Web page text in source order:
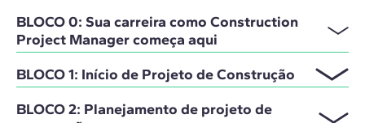
BLOCO 0: Sua carreira como Construction
Project Manager começa aqui
BLOCO 1: Início de Projeto de Construção
BLOCO 2: Planejamento de projeto de